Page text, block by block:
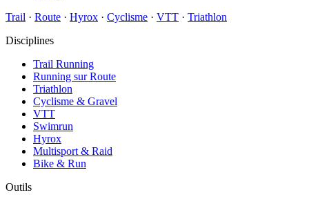
Trail · Route · Hyrox · Cyclisme · VTT · Triathlon
Disciplines
Trail Running
Running sur Route
Triathlon
Cyclisme & Gravel
VTT
Swimrun
Hyrox
Multisport & Raid
Bike & Run
Outils